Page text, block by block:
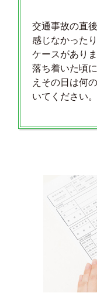
交通事故の直
感じなかった
ケースがあり
落ち着いた頃
えその日は何
いてください。